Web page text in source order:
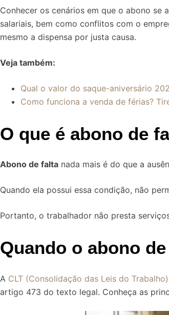
Conhecer os cenários em que o abono se
salariais, bem como conflitos com o
mesmo a dispensa por justa causa.
Veja também:
Qual o valor do saque-aniversário
Como funciona a venda de férias?
O que é abono de
Abono de falta nada mais é do que a
Quando ela possui essa condição, não
Portanto, o trabalhador não presta
Quando o abono
A CLT (Consolidação das Leis do Trabalho)
artigo 473 do texto legal. Conheça as